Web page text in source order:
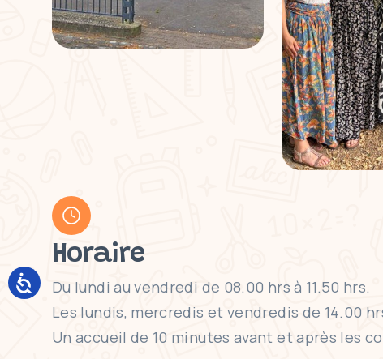
Horaire
Du lundi au vendredi de 08.00 hrs à 11.50 hrs.
Les lundis, mercredis et vendredis de 14.00
Un accueil de 10 minutes avant et après les